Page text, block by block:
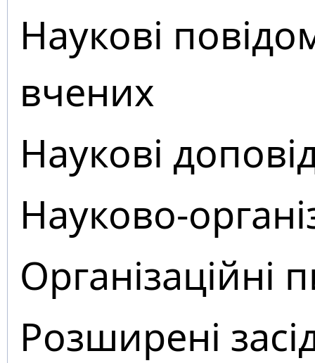
Наукові
вчених
Наукові
Науково-
Організаційні
Розширені